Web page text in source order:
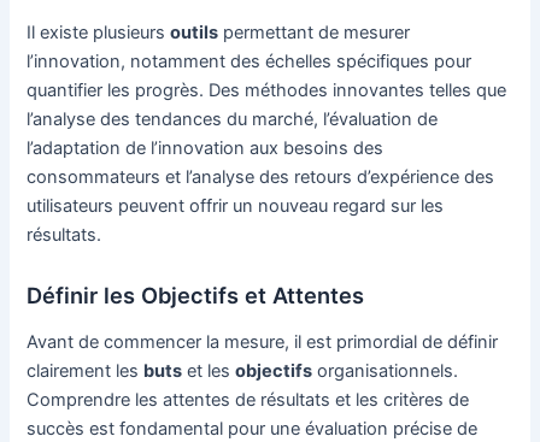
Il existe plusieursoutils permettant de mesurer
l’innovation, notamment des échelles spécifiques pour
quantifier les progrès. Des méthodes innovantes telles que
l’analyse des tendances du marché, l’évaluation de
l’adaptation de l’innovation aux besoins des
consommateurs et l’analyse des retours d’expérience des
utilisateurs peuvent offrir un nouveau regard sur les
résultats.
Définir les Objectifs et Attentes
Avant de commencer la mesure, il est primordial de définir
clairement les buts et lesobjectifs organisationnels.
Comprendre les attentes de résultats et les critères de
succès est fondamental pour une évaluation précise de